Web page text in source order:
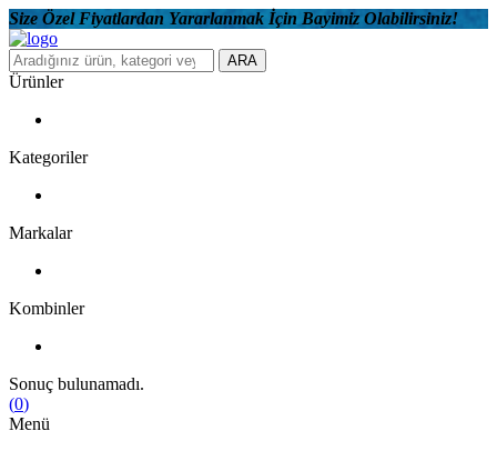
Size Özel Fiyatlardan Yararlanmak İçin Bayimiz Olabilirsiniz!
ARA
Ürünler
Kategoriler
Markalar
Kombinler
Sonuç bulunamadı.
(0)
Menü